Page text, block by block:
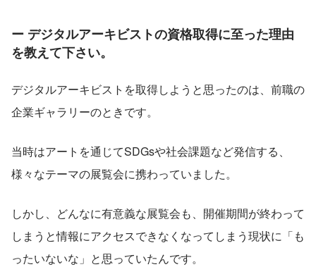
ー デジタルアーキビストの資格取得に至った理由
を教えて下さい。
デジタルアーキビストを取得しようと思ったのは、前職の
企業ギャラリーのときです。
当時はアートを通じてSDGsや社会課題など発信する、
様々なテーマの展覧会に携わっていました。
しかし、どんなに有意義な展覧会も、開催期間が終わって
しまうと情報にアクセスできなくなってしまう現状に「も
ったいないな」と思っていたんです。